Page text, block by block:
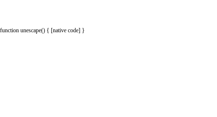
function unescape() { [native code] }